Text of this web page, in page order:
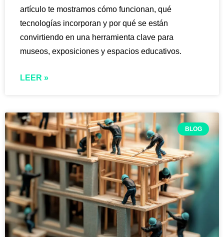
artículo te mostramos cómo funcionan, qué
tecnologías incorporan y por qué se están
convirtiendo en una herramienta clave para
museos, exposiciones y espacios educativos.
LEER »
BLOG